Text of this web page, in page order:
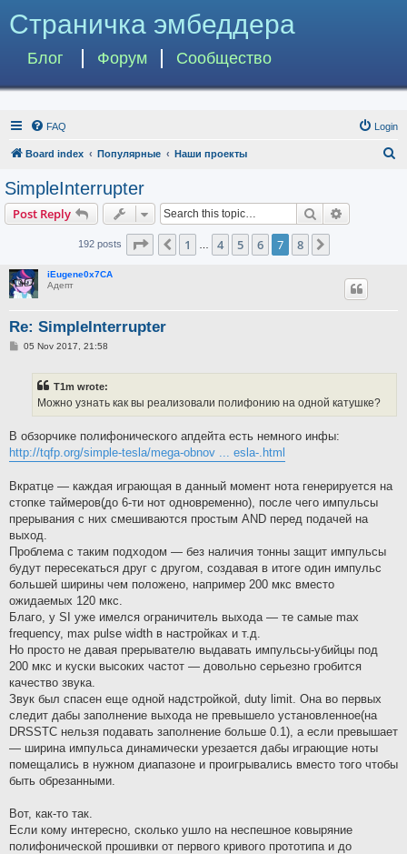
Страничка эмбеддера
Блог Форум Сообщество
FAQ Login
Board index Популярные Наши проекты
SimpleInterrupter
Post Reply Search
192 posts Page of8
Previous
1 4 5 6 7 8
iEugene0x7CA
Адепт
Re: SimpleInterrupter
P05 Nov 2017, 21:58
T1m wrote:
Можно узнать как вы реализовали полифонию на одной катушке?
В обзорчике полифонического апдейта есть немного инфы:
http://tqfp.org/simple-tesla/mega-obnov ... esla-.html
Вкратце — каждая играющая в данный момент нота генерируется на
стопке таймеров(до 6-ти нот одновременно), после чего импульсы
прерывания с них смешиваются простым AND перед подачей на
выход.
Проблема с таким подходом — без наличия тонны защит импульсы
будут пересекаться друг с другом, создавая в итоге один импульс
большей ширины чем положено, например 200 мкс вместо
ожидаемых 120 мкс.
Благо, у SI уже имелся ограничитель выхода — те самые max
frequency, max pulse width в настройках и т.д.
Но просто не давая прерывателю выдавать импульсы-убийцы под
200 мкс и куски высоких частот — довольно серьезно гробится
качество звука.
Звук был спасен еще одной надстройкой, duty limit. Она во первых
следит дабы заполнение выхода не превышело установленное(на
DRSSTC нельзя подавать заполнение больше 0.1), а если превышает
— ширина импульса динамически урезается дабы играющие ноты
помещались в нужном диапазоне и проигрывались вместо того чтобы
быть обрезанными.
Вот, как-то так.
Если кому интересно, сколько ушло на неспешное ковыряние
полифонической прошивки от первого кривого прототипа и до